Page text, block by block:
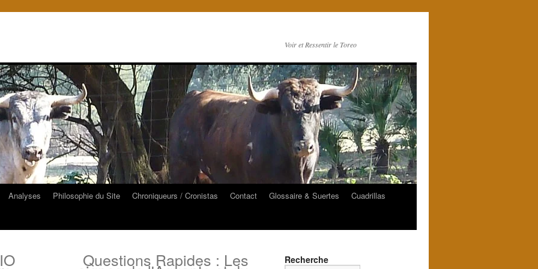
Voir et Ressentir le Toreo
Analyses Philosophie du Site Chroniqueurs / Cronistas Contact Glossaire & Suertes
Cuadrillas
Questions Rapides : Les Recherche